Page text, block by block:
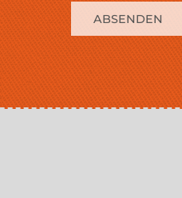
ABSENDEN